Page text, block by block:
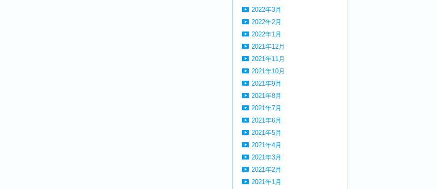
2022年3月
2022年2月
2022年1月
2021年12月
2021年11月
2021年10月
2021年9月
2021年8月
2021年7月
2021年6月
2021年5月
2021年4月
2021年3月
2021年2月
2021年1月